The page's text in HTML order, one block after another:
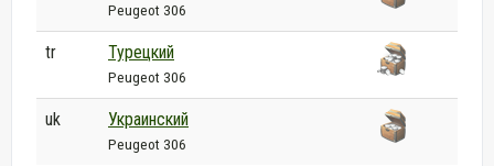
Peugeot 306
tr Турецкий
Peugeot 306
uk Украинский
Peugeot 306